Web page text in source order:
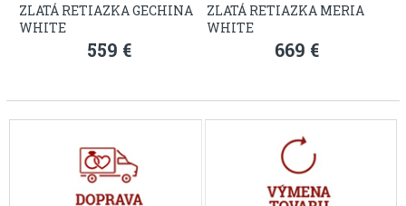
ZLATÁ RETIAZKA GECHINA
WHITE
559 €
ZLATÁ RETIAZKA MERIA
WHITE
669 €